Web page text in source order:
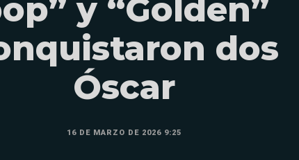
y “Golden”
dos
Óscar
16 DE MARZO DE 2026 9:25